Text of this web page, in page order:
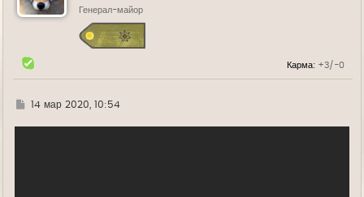
ч
Генерал-майор
Карма: +3/-0
Г
е
14 мар 2020, 10:54